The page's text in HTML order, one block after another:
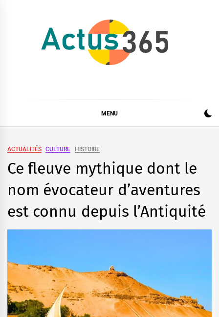
MENU
ACTUALITÉS CULTURE HISTOIRE
Ce fleuve mythique dont le
nom évocateur d’aventures
est connu depuis l’Antiquité